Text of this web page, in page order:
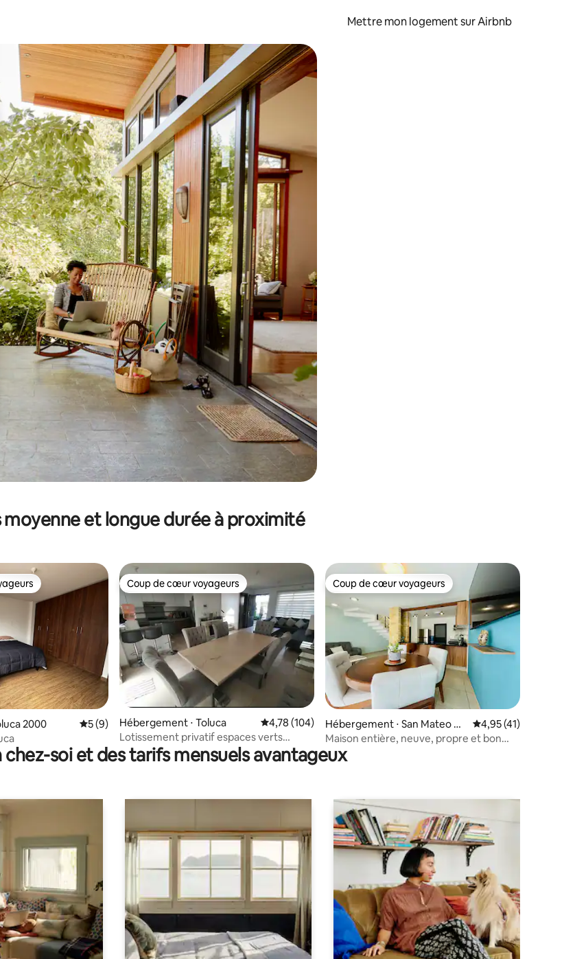
Mettre mon logement sur Airbnb
et vers le bas pour les parcourir ou en appuyant et en faisant glisser.
moyenne et longue durée à proximité
de 10 commentaires : 4,9 sur 5
2000 Évaluation moyenne sur la base de 9 commentaires : 5 sur 5
5 (9)
Coup de cœur voyageurs
Coup de cœur voyageurs
Hébergement ⋅ Toluca Évaluation moyenne sur la base de 104 commentaires : 4,78 sur 5
4,78 (104)
Lotissement privatif espaces verts
facture maison
Coup de cœur voyageurs
Coup de cœur voyageurs
Hébergement ⋅ San Mateo Ot
zacatipan
Évaluation moyenne
4,95 (41)
Maison entière, neuve, propre et bon
quartier.
soi et des tarifs mensuels avantageux